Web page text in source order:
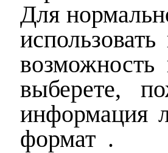
Для
возможность
выберете,
информация
формат .